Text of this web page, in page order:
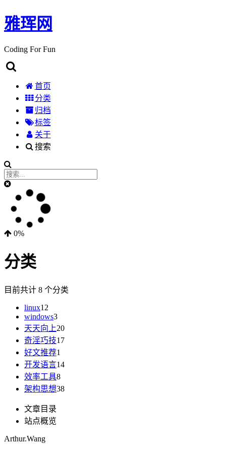
雅珲网
Coding For Fun
首页
分类
归档
标签
关于
搜索
0%
分类
目前共计 8 个分类
linux12
windows3
天天向上20
奇淫巧技17
好文推荐1
开发语言14
效率工具8
架构思想38
文章目录
站点概览
Arthur.Wang